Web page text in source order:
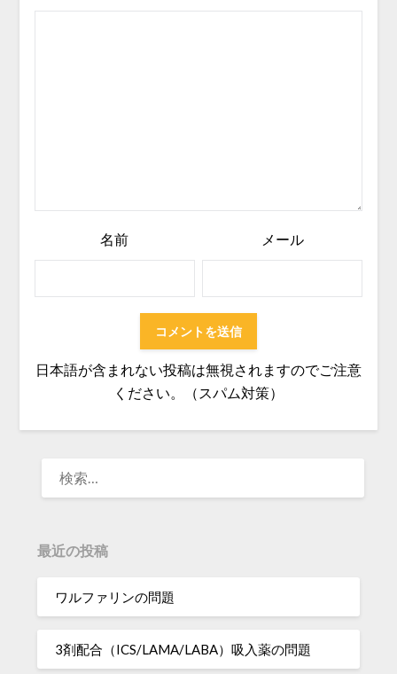
名前 メール
日本語が含まれない投稿は無視されますのでご注意
ください。（スパム対策）
最近の投稿
ワルファリンの問題
3剤配合（ICS/LAMA/LABA）吸入薬の問題